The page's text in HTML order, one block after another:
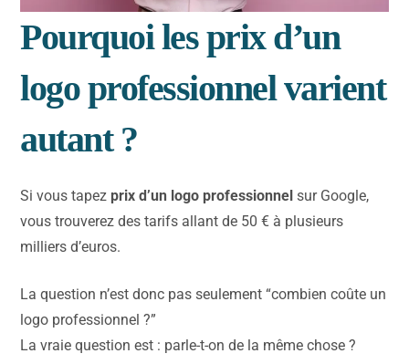
Pourquoi les prix d’un
logo professionnel varient
autant ?
Si vous tapez prix d’un logo professionnel sur Google,
vous trouverez des tarifs allant de 50 € à plusieurs
milliers d’euros.
La question n’est donc pas seulement “combien coûte un
logo professionnel ?”
La vraie question est : parle-t-on de la même chose ?